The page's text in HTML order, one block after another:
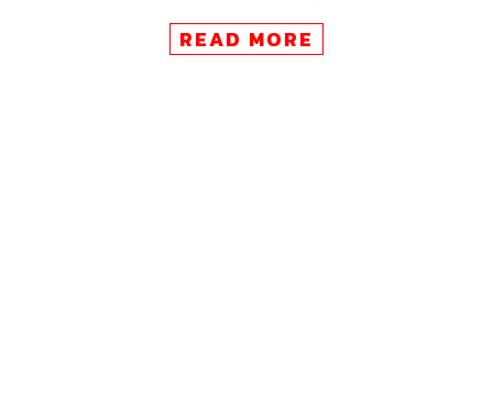
‘Quick Win’ ที่มีศักยภาพมากที่สุด เพราะเป็นกลไกขับเคลื่อน
เศรษฐกิจที่เชื่อมโยงผู้ประกอบการ ตั้งแต่ผู้จัดงาน ผู้แสดง
READ MORE